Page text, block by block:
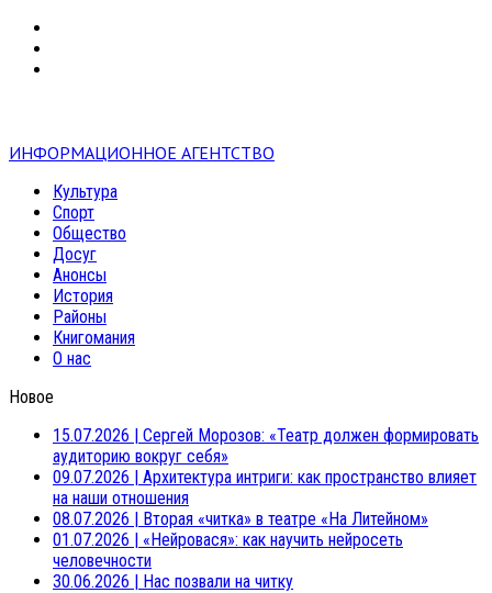
ИНФОРМАЦИОННОЕ АГЕНТСТВО
Культура
Спорт
Общество
Досуг
Анонсы
История
Районы
Книгомания
О нас
Новое
15.07.2026 | Сергей Морозов: «Театр должен формировать
аудиторию вокруг себя»
09.07.2026 | Архитектура интриги: как пространство влияет
на наши отношения
08.07.2026 | Вторая «читка» в театре «На Литейном»
01.07.2026 | «Нейровася»: как научить нейросеть
человечности
30.06.2026 | Нас позвали на читку